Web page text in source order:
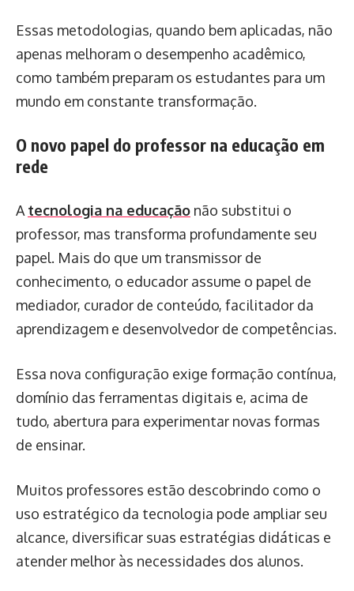
Essas metodologias, quando bem aplicadas, não
apenas melhoram o desempenho acadêmico,
como também preparam os estudantes para um
mundo em constante transformação.
O novo papel do professor na educação em
rede
A tecnologia na educação não substitui o
professor, mas transforma profundamente seu
papel. Mais do que um transmissor de
conhecimento, o educador assume o papel de
mediador, curador de conteúdo, facilitador da
aprendizagem e desenvolvedor de competências.
Essa nova configuração exige formação contínua,
domínio das ferramentas digitais e, acima de
tudo, abertura para experimentar novas formas
de ensinar.
Muitos professores estão descobrindo como o
uso estratégico da tecnologia pode ampliar seu
alcance, diversificar suas estratégias didáticas e
atender melhor às necessidades dos alunos.